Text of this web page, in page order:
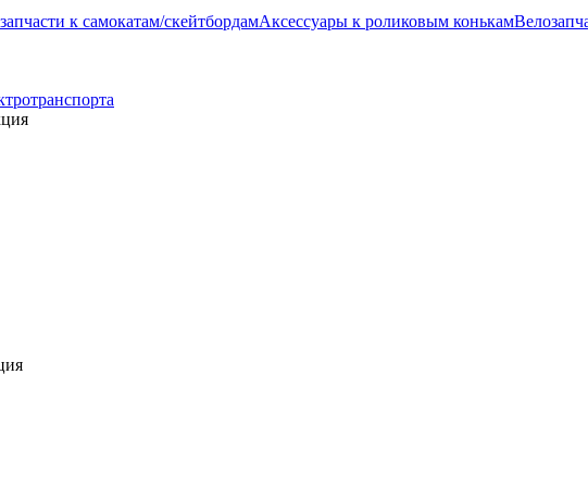
к самокатам/скейтбордамАксессуары к роликовым конькам